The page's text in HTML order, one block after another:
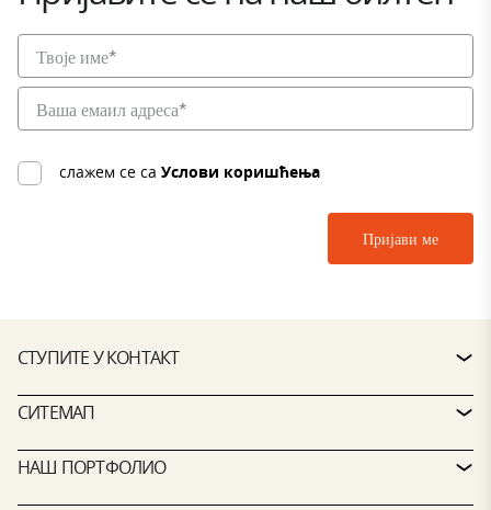
слажем се са Услови коришћења
СТУПИТЕ У КОНТАКТ
КОНТАКТ
СЕРВИСНИ СТО
СИТЕМАП
ПРОПЕРТИ ФИНДЕР
НАШ ПОРТФОЛИО